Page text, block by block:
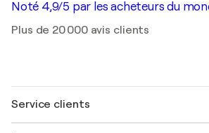
Noté 4,9/5 par les acheteurs du
Plus de 20 000 avis clients
Service clients